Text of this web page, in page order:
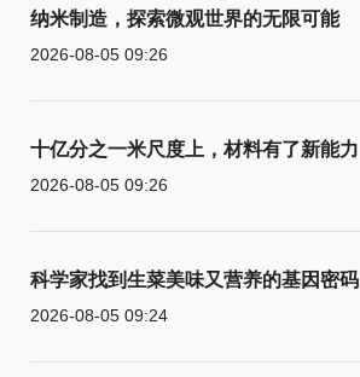
纳米制造，探索微观世界的无限可能
2026-08-05 09:26
十亿分之一米尺度上，材料有了新能力
2026-08-05 09:26
科学家找到生菜美味又营养的基因密码
2026-08-05 09:24